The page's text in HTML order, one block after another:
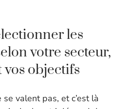
les
votre secteur,
objectifs
valent pas, et c’est là